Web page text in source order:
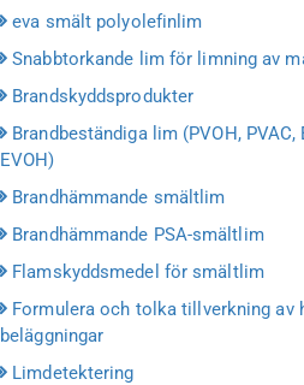
eva smält polyolefinlim
Snabbtorkande lim för limning av
Brandskyddsprodukter
Brandbeständiga lim (PVOH, PVAC,
EVOH)
Brandhämmande smältlim
Brandhämmande PSA-smältlim
Flamskyddsmedel för smältlim
Formulera och tolka tillverkning av
beläggningar
Limdetektering